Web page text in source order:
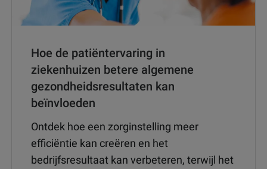
Hoe de patiëntervaring in
ziekenhuizen betere algemene
gezondheidsresultaten kan
beïnvloeden
Ontdek hoe een zorginstelling meer
efficiëntie kan creëren en het
bedrijfsresultaat kan verbeteren, terwijl het